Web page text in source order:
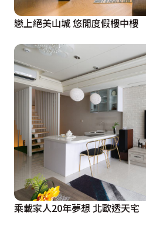
戀上絕美山城 悠閒度假樓中樓
乘載家人20年夢想 北歐透天宅